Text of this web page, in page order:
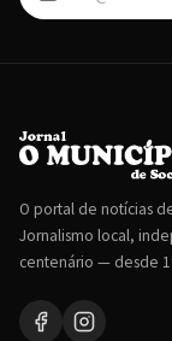
O portal de notícias
Jornalismo local,
centenário — desde